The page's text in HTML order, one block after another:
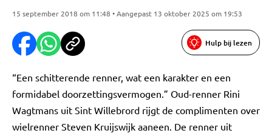
15 september 2018 om 11:48 • Aangepast 13 oktober 2025 om 19:53
Hulp bij lezen
“Een schitterende renner, wat een karakter en een
formidabel doorzettingsvermogen.” Oud-renner Rini
Wagtmans uit Sint Willebrord rijgt de complimenten over
wielrenner Steven Kruijswijk aaneen. De renner uit